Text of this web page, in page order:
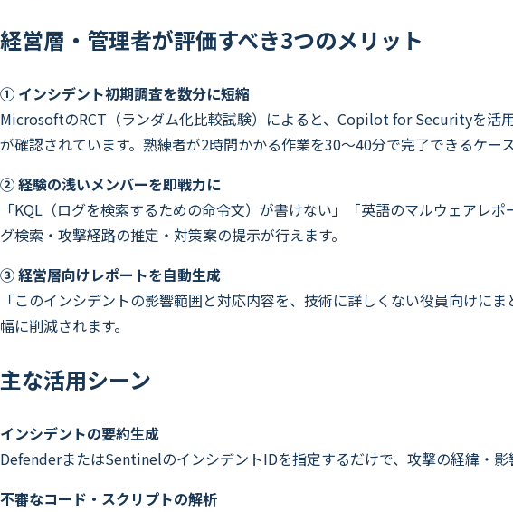
経営層・管理者が評価すべき3つのメリット
① インシデント初期調査を数分に短縮
MicrosoftのRCT（ランダム化比較試験）によると、Copilot for Securityを活
が確認されています。熟練者が2時間かかる作業を30〜40分で完了できるケース
② 経験の浅いメンバーを即戦力に
「KQL（ログを検索するための命令文）が書けない」「英語のマルウェア
グ検索・攻撃経路の推定・対策案の提示が行えます。
③ 経営層向けレポートを自動生成
「このインシデントの影響範囲と対応内容を、技術に詳しくない役員向けに
幅に削減されます。
主な活用シーン
インシデントの要約生成
DefenderまたはSentinelのインシデントIDを指定するだけで、攻撃の経緯・
不審なコード・スクリプトの解析